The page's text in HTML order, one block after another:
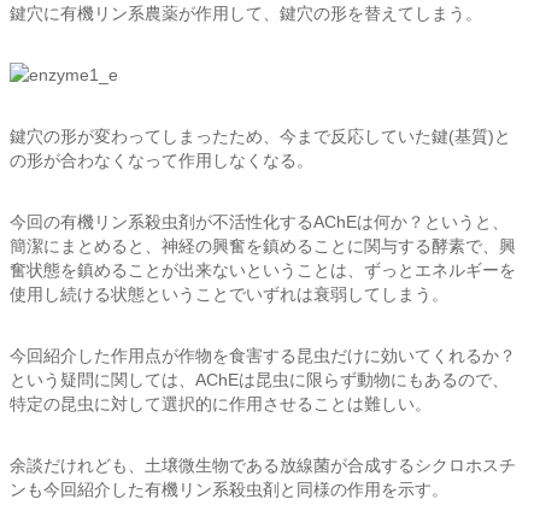
鍵穴に有機リン系農薬が作用して、鍵穴の形を替えてしまう。
鍵穴の形が変わってしまったため、今まで反応していた鍵(基質)と
の形が合わなくなって作用しなくなる。
今回の有機リン系殺虫剤が不活性化するAChEは何か？というと、
簡潔にまとめると、神経の興奮を鎮めることに関与する酵素で、興
奮状態を鎮めることが出来ないということは、ずっとエネルギーを
使用し続ける状態ということでいずれは衰弱してしまう。
今回紹介した作用点が作物を食害する昆虫だけに効いてくれるか？
という疑問に関しては、AChEは昆虫に限らず動物にもあるので、
特定の昆虫に対して選択的に作用させることは難しい。
余談だけれども、土壌微生物である放線菌が合成するシクロホスチ
ンも今回紹介した有機リン系殺虫剤と同様の作用を示す。